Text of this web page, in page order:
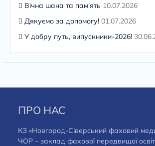
Вічна шана та пам’ять 10.07.2026
Дякуємо за допомогу! 01.07.2026
У добру путь, випускники-2026!
ПРО НАС
КЗ «Новгород-Сіверський фаховий
ЧОР – заклад фахової передвищої